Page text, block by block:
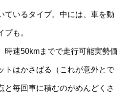
ているタイプ。中には、車を動
も。
時速50kmまでで走行可能実勢価
トはかさばる（これが意外とで
と毎回車に積むのがめんどくさ